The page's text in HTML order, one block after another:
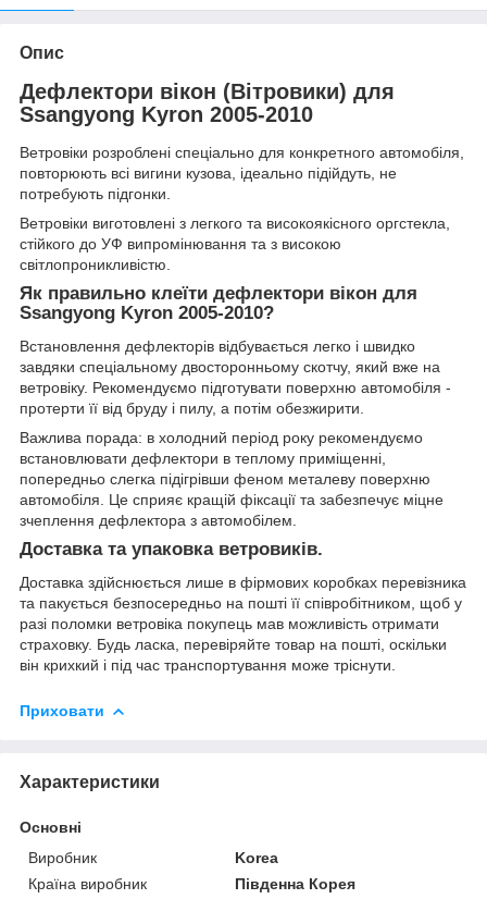
Опис
Дефлектори вікон (Вітровики) для
Ssangyong Kyron 2005-2010
Ветровіки розроблені спеціально для конкретного автомобіля,
повторюють всі вигини кузова, ідеально підійдуть, не
потребують підгонки.
Ветровіки виготовлені з легкого та високоякісного оргстекла,
стійкого до УФ випромінювання та з високою
світлопроникливістю.
Як правильно клеїти дефлектори вікон для
Ssangyong Kyron 2005-2010?
Встановлення дефлекторів відбувається легко і швидко
завдяки спеціальному двосторонньому скотчу, який вже на
ветровіку. Рекомендуємо підготувати поверхню автомобіля -
протерти її від бруду і пилу, а потім обезжирити.
Важлива порада: в холодний період року рекомендуємо
встановлювати дефлектори в теплому приміщенні,
попередньо слегка підігрівши феном металеву поверхню
автомобіля. Це сприяє кращій фіксації та забезпечує міцне
зчеплення дефлектора з автомобілем.
Доставка та упаковка ветровиків.
Доставка здійснюється лише в фірмових коробках перевізника
та пакується безпосередньо на пошті її співробітником, щоб у
разі поломки ветровіка покупець мав можливість отримати
страховку. Будь ласка, перевіряйте товар на пошті, оскільки
він крихкий і під час транспортування може тріснути.
Приховати
Характеристики
Основні
Виробник
Korea
Країна виробник
Південна Корея